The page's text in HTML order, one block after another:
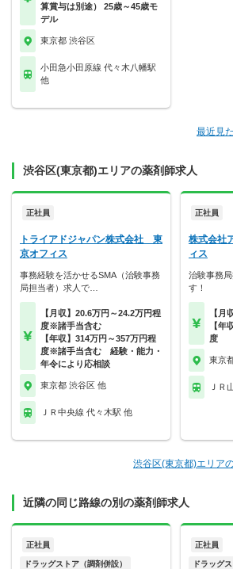
算賞与は別途） 25歳～45歳モ
デル
東京都 渋谷区
小田急小田原線 代々木八幡駅
他
最近見
渋谷区(東京都)エリアの薬剤師求人
正社員
トライアドジャパン株式会社 東
京オフィス
事務経験を活かせるSMA（治験事務
局担当者）求人で…
【月収】20.6万円～24.2万円程
度※諸手当含む
【年収】314万円～357万円程
度※諸手当含む 経験・能力・
年令により応相談
東京都 渋谷区 他
ＪＲ中央線 代々木駅 他
正社員
株式会社
ィス
治験事務
す！
【月
【年
度
東京
ＪＲ
渋谷区(東京都)エリア
近隣の同じ路線の別の薬剤師求人
正社員
ドラッグストア（調剤併設）
正社員
ドラッグ